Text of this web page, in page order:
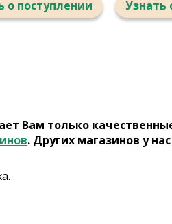
о поступлении Узнать
Вам только
. Других магазинов у